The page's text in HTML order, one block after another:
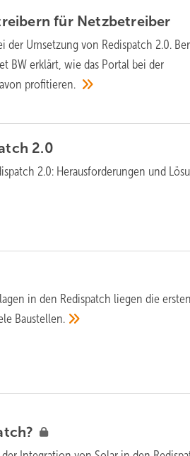
für Netzbetreiber
Umsetzung von Redispatch 2.0.
BW erklärt, wie das Portal bei der
profitieren.
2.0
2.0: Herausforderungen und
in den Redispatch liegen die ersten
Baustellen.